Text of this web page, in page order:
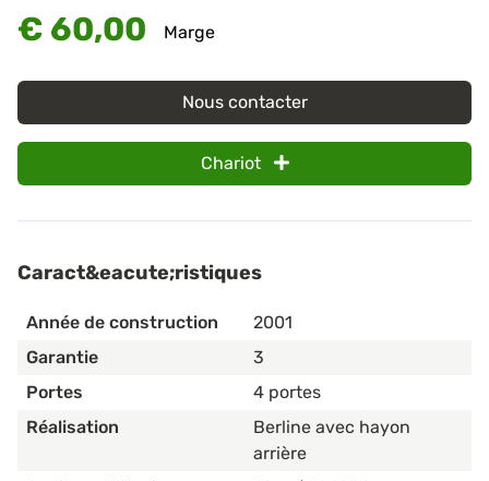
€ 60,00 Marge
Nous contacter
Chariot
Caract&eacute;ristiques
Année de construction
2001
Garantie
3
Portes
4 portes
Réalisation
Berline avec hayon
arrière